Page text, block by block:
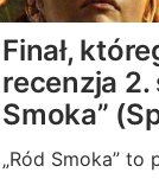
Finał,
recenzja 2.
Smoka”
„Ród Smoka” to